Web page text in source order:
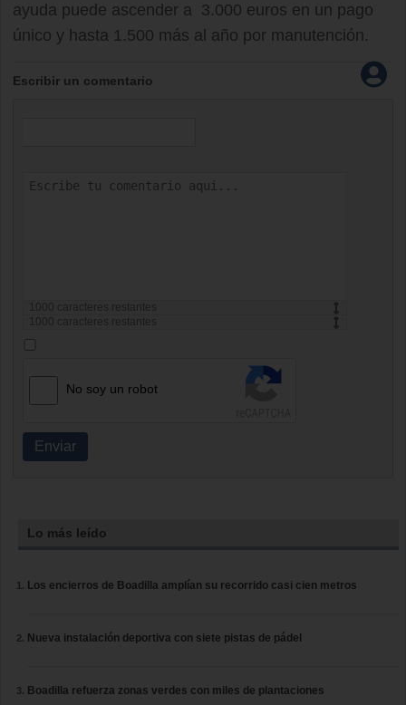
ayuda puede ascender a 3.000 euros en un pago
único y hasta 1.500 más al año por manutención.
Escribir un comentario
caracteres restantes
caracteres restantes
No soy un robot
Enviar
Lo más leído
Los encierros de Boadilla amplían su recorrido casi cien metros
Nueva instalación deportiva con siete pistas de pádel
Boadilla refuerza zonas verdes con miles de plantaciones